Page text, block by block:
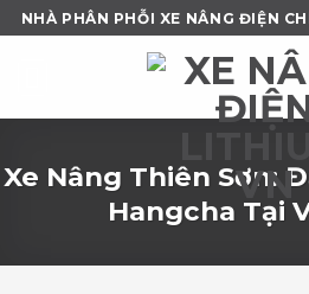
Skip
to
NHÀ PHÂN PHỖI XE NÂNG ĐIỆN
Xe Nâng Thiên Sơn:
Hangcha Tại